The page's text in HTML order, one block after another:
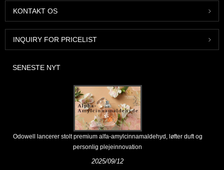
KONTAKT OS
INQUIRY FOR PRICELIST
SENESTE NYT
Odowell lancerer stolt premium alfa-amylcinnamaldehyd, løfter duft og
personlig plejeinnovation
2025/09/12